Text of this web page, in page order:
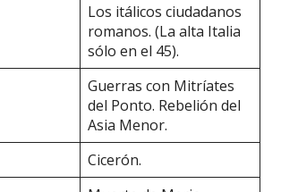
Los itálicos ciudadanos
romanos. (La alta Italia
sólo en el 45).
Guerras con Mitríates
del Ponto. Rebelión del
Asia Menor.
Cicerón.